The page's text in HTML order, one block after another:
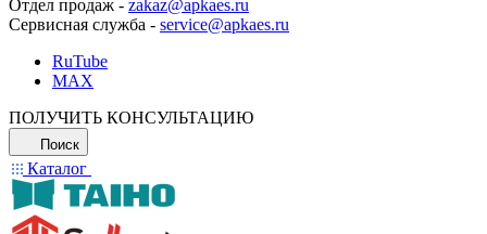
Отдел продаж - zakaz@apkaes.ru
Сервисная служба - service@apkaes.ru
RuTube
MAX
ПОЛУЧИТЬ КОНСУЛЬТАЦИЮ
Поиск
Каталог